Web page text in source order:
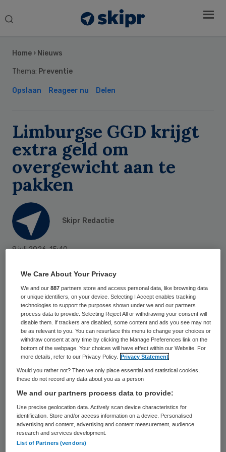
Search
Home › Nieuws
Thema: Preventie
Opslaan Reageer nu Delen
Limburgse GGD krijgt
extra geld om
overgewicht aan te
pakken
Skipr Redactie
8 juli 2026,15:40
Het provinciebestuur van Limburg trekt
ruim 860.000 euro uit voor een project om
overgewicht onder kinderen en gezinnen
aan te pakken. De Limburgse GGD’en krijgen
extra subsidie voor het uitbouwen van een
hulpprogramma dat zich daarop richt.
In het project ‘Keigezond Limburg’ werken
partijen als gemeenten, GGD’en en
verzekeraars samen. Deelnemers die te
zwaar zijn of obesitas hebben, worden
Sidebar
We Care About Your Privacy
We and our887 partners store and access personal data, like browsing data
or unique identifiers, on your device. Selecting I Accept enables tracking
technologies to support the purposes shown under we and our partners
process data to provide. Selecting Reject All or withdrawing your consent will
disable them. If trackers are disabled, some content and ads you see may not
be as relevant to you. You can resurface this menu to change your choices or
withdraw consent at any time by clicking the Manage Preferences link on the
bottom of the webpage. Your choices will have effect within our Website. For
more details, refer to our Privacy Policy.
Privacy Statement
Would you rather not? Then we only place essential and statistical cookies,
these do not record any data about you as a person
We and our partners process data to provide:
Use precise geolocation data. Actively scan device characteristics for
identification. Store and/or access information on a device. Personalised
advertising and content, advertising and content measurement, audience
research and services development.
List of Partners (vendors)